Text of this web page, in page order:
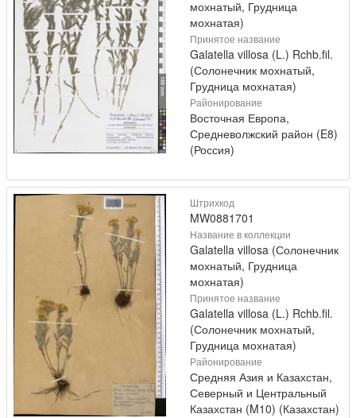
мохнатый, Грудница
мохнатая)
Принятое название
Galatella villosa (L.) Rchb.fil.
(Солонечник мохнатый,
Грудница мохнатая)
Районирование
Восточная Европа,
Средневолжский район (E8)
(Россия)
Штрихкод
MW0881701
Название в коллекции
Galatella villosa (Солонечник
мохнатый, Грудница
мохнатая)
Принятое название
Galatella villosa (L.) Rchb.fil.
(Солонечник мохнатый,
Грудница мохнатая)
Районирование
Средняя Азия и Казахстан,
Северный и Центральный
Казахстан (M10) (Казахстан)